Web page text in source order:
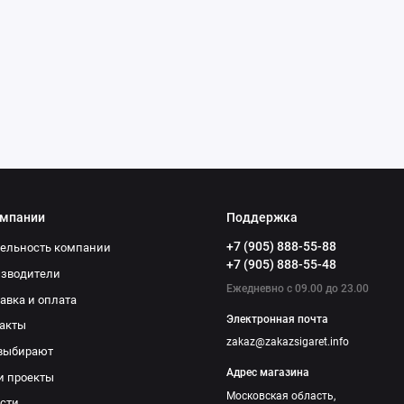
компании
и оплата
проекты
Поддержка
+7 (905) 888-55-88
+7 (905) 888-55-48
Ежедневно с 09.00 до 23.00
Электронная почта
zakaz@zakazsigaret.info
Адрес магазина
Московская область,